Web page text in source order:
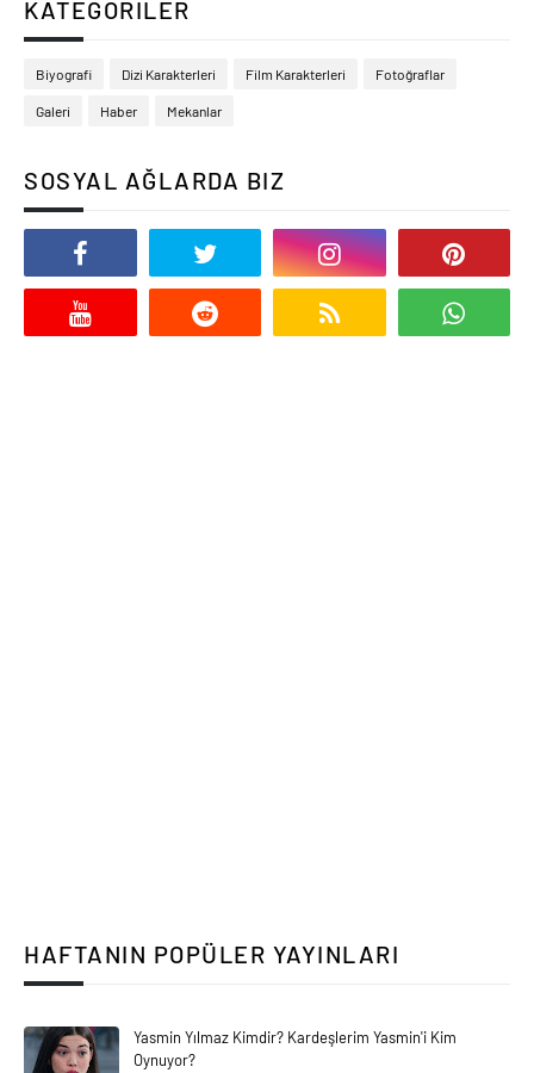
KATEGORILER
Biyografi Dizi Karakterleri Film Karakterleri Fotoğraflar
Galeri Haber Mekanlar
SOSYAL AĞLARDA BIZ
HAFTANIN POPÜLER YAYINLARI
Yasmin Yılmaz Kimdir? Kardeşlerim Yasmin'i Kim
Oynuyor?